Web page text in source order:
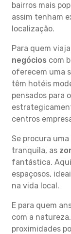
bairros mais
assim tenham
localização.
Para quem
negócios com
oferecem uma
têm hotéis
pensados para
centros
Se procura
tranquila, as
fantástica.
espaçosos,
na vida local.
E para quem
com a
proximidades